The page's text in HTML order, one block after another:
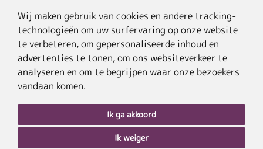
Wij maken gebruik van cookies en andere tracking-
technologieën om uw surfervaring op onze website
te verbeteren, om gepersonaliseerde inhoud en
advertenties te tonen, om ons websiteverkeer te
analyseren en om te begrijpen waar onze bezoekers
vandaan komen.
Ik ga akkoord
Ik weiger
* De besparing verwijst naar de actuele lijstprijzen van de hotels, bij
pakketaanbiedingen naar de som van de prijzen van de afzonderlijke diensten.
**Doorstreepte prijzen verwijzen naar de oorspronkelijke prijzen van de
reisorganisator.